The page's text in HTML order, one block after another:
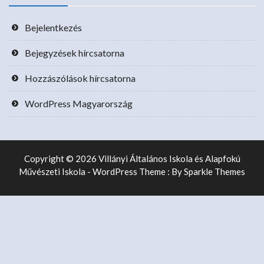
Bejelentkezés
Bejegyzések hírcsatorna
Hozzászólások hírcsatorna
WordPress Magyarország
Copyright © 2026 Villányi Általános Iskola és Alapfokú
Művészeti Iskola - WordPress Theme : BySparkle Themes